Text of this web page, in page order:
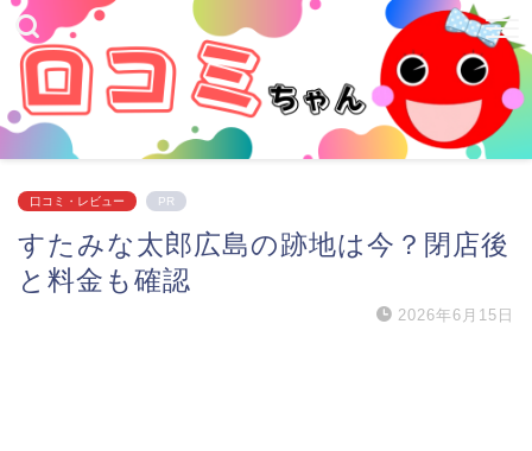
口コミ・レビュー PR
すたみな太郎広島の跡地は今？閉店後
と料金も確認
2026年6月15日